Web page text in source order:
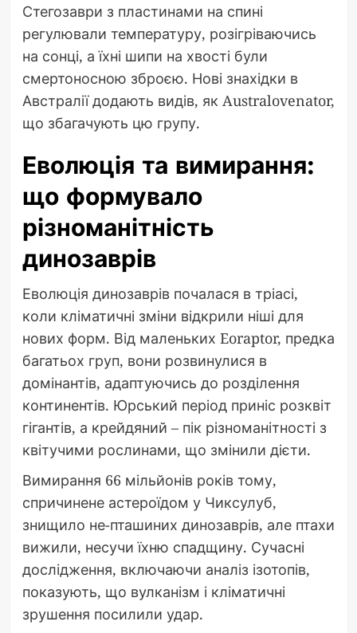
Стегозаври з пластинами на спині
регулювали температуру, розігріваючись
на сонці, а їхні шипи на хвості були
смертоносною зброєю. Нові знахідки в
Австралії додають видів, як Australovenator,
що збагачують цю групу.
Еволюція та вимирання:
що формувало
різноманітність
динозаврів
Еволюція динозаврів почалася в тріасі,
коли кліматичні зміни відкрили ніші для
нових форм. Від маленьких Eoraptor, предка
багатьох груп, вони розвинулися в
домінантів, адаптуючись до розділення
континентів. Юрський період приніс розквіт
гігантів, а крейдяний – пік різноманітності з
квітучими рослинами, що змінили дієти.
Вимирання 66 мільйонів років тому,
спричинене астероїдом у Чиксулуб,
знищило не-пташиних динозаврів, але птахи
вижили, несучи їхню спадщину. Сучасні
дослідження, включаючи аналіз ізотопів,
показують, що вулканізм і кліматичні
зрушення посилили удар.